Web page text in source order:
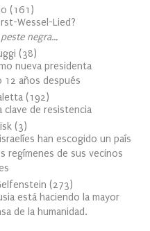
(161 )
Wessel-Lied?
negra…
(38)
nueva presidenta
12 años después
(192)
clave de resistencia
(3)
han escogido un país
regímenes de sus vecinos
(273)
está haciendo la mayor
de la humanidad.